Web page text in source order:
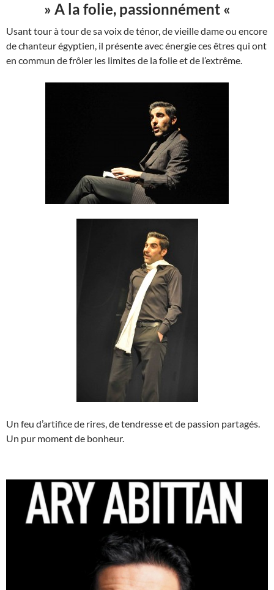
» A la folie, passionnément «
Usant tour à tour de sa voix de ténor, de vieille dame ou encore
de chanteur égyptien, il présente avec énergie ces êtres qui ont
en commun de frôler les limites de la folie et de l’extrême.
Un feu d’artifice de rires, de tendresse et de passion partagés.
Un pur moment de bonheur.